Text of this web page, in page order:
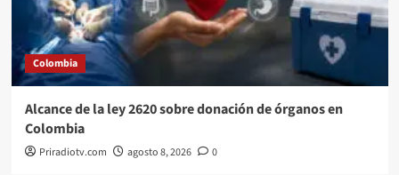
Colombia
Alcance de la ley 2620 sobre donación de órganos en
Colombia
Priradiotv.com agosto 8, 2026 0